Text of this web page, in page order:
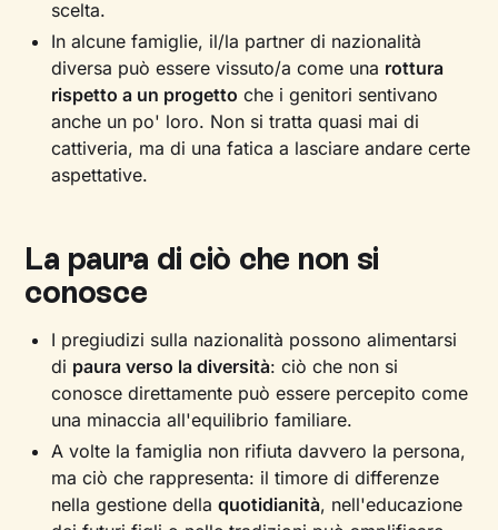
scelta.
In alcune famiglie, il/la partner di nazionalità
diversa può essere vissuto/a come una rottura
rispetto a un progetto che i genitori sentivano
anche un po' loro. Non si tratta quasi mai di
cattiveria, ma di una fatica a lasciare andare certe
aspettative.
La paura di ciò che non si
conosce
I pregiudizi sulla nazionalità possono alimentarsi
di paura verso la diversità: ciò che non si
conosce direttamente può essere percepito come
una minaccia all'equilibrio familiare.
A volte la famiglia non rifiuta davvero la persona,
ma ciò che rappresenta: il timore di differenze
nella gestione dellaquotidianità, nell'educazione